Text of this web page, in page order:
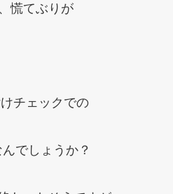
慌てぶりが
チェックでの
でしょうか？